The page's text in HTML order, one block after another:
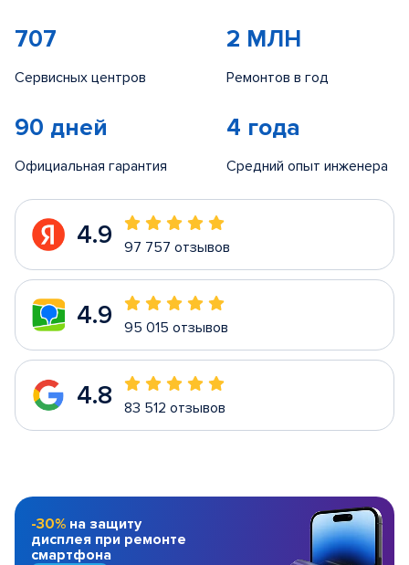
707
Сервисных центров
2 МЛН
Ремонтов в год
90 дней
Официальная гарантия
4 года
Средний опыт инженера
4.9 97 757 отзывов
4.9 95 015 отзывов
4.8 83 512 отзывов
-30% на защиту
дисплея при ремонте
смартфона